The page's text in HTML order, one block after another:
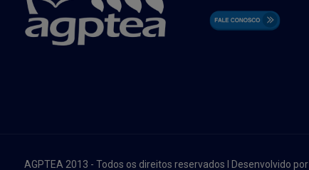
AGPTEA 2013 - Todos os direitos reservados I Desenvolvido por